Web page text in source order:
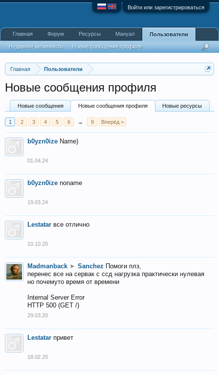
Войти или зарегистрироваться
Главная Пользователи
Новые сообщения профиля
Новые сообщения Новые сообщения профиля Новые ресурсы
1 2 3 4 5 6 → 9 Вперёд >
b0yzn0ize Name)
01.04.24
b0yzn0ize noname
19.03.24
Lestatar все отлично
10.10.20
Madmanback ► Sanchez Помоги плз,
перенес все на сервак с ссд нагрузка практически нулевая
но почемуто время от времени
Internal Server Error
HTTP 500 (GET /)
29.03.20
Lestatar привет
18.02.20
Главная Форум Ресурсы Мануал Пользователи
Недавняя активность Новые сообщения профиля